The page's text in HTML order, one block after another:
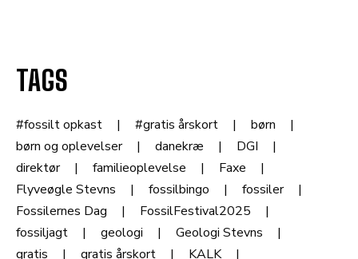
TAGS
#fossilt opkast #gratis årskort
børn
børn og oplevelser
danekræ
DGI
direktør
familieoplevelse
Faxe
Flyveøgle Stevns
fossilbingo
fossiler
Fossilernes Dag
FossilFestival2025
fossiljagt
geologi
Geologi Stevns
gratis
gratis årskort
KALK